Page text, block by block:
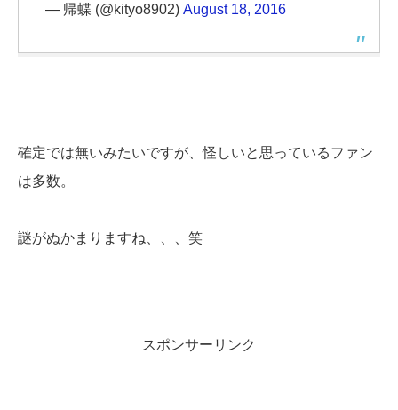
— 帰蝶 (@kityo8902) August 18, 2016
確定では無いみたいですが、怪しいと思っているファン
は多数。
謎がぬかまりますね、、、笑
スポンサーリンク